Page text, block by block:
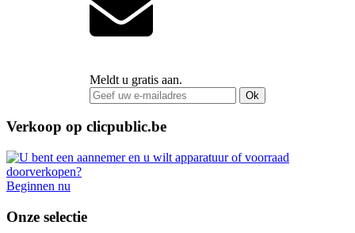
Meldt u gratis aan.
Ok
Verkoop op clicpublic.be
Beginnen nu
Onze selectie